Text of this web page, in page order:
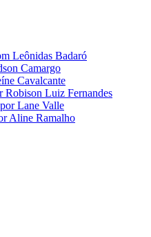
Leônidas Badaró
Camargo
Cavalcante
Robison Luiz Fernandes
Lane Valle
Aline Ramalho